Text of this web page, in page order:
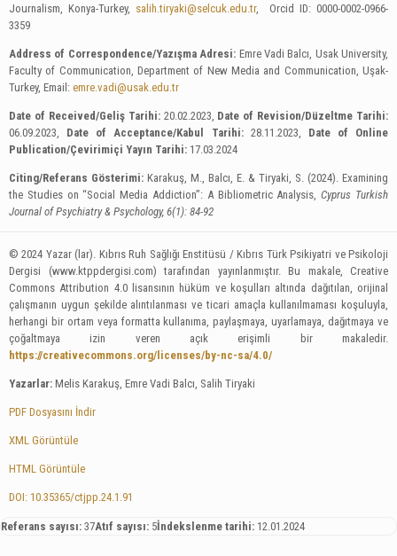
Journalism, Konya-Turkey, salih.tiryaki@selcuk.edu.tr, Orcid ID: 0000-0002-0966-
3359
Address of Correspondence/Yazışma Adresi: Emre Vadi Balcı, Usak University,
Faculty of Communication, Department of New Media and Communication, Uşak-
Turkey, Email: emre.vadi@usak.edu.tr
Date of Received/Geliş Tarihi: 20.02.2023, Date of Revision/Düzeltme Tarihi:
06.09.2023, Date of Acceptance/Kabul Tarihi: 28.11.2023, Date of Online
Publication/Çevirimiçi Yayın Tarihi: 17.03.2024
Citing/Referans Gösterimi: Karakuş, M., Balcı, E. & Tiryaki, S. (2024). Examining
the Studies on “Social Media Addiction”: A Bibliometric Analysis,Cyprus Turkish
Journal of Psychiatry & Psychology, 6(1): 84-92
© 2024 Yazar (lar). Kıbrıs Ruh Sağlığı Enstitüsü / Kıbrıs Türk Psikiyatri ve Psikoloji
Dergisi (www.ktppdergisi.com) tarafından yayınlanmıştır. Bu makale, Creative
Commons Attribution 4.0 lisansının hüküm ve koşulları altında dağıtılan, orijinal
çalışmanın uygun şekilde alıntılanması ve ticari amaçla kullanılmaması koşuluyla,
herhangi bir ortam veya formatta kullanıma, paylaşmaya, uyarlamaya, dağıtmaya ve
çoğaltmaya izin veren açık erişimli bir makaledir.
https://creativecommons.org/licenses/by-nc-sa/4.0/
Yazarlar: Melis Karakuş, Emre Vadi Balcı, Salih Tiryaki
PDF Dosyasını İndir
XML Görüntüle
HTML Görüntüle
DOI: 10.35365/ctjpp.24.1.91
Referans sayısı: 37Atıf sayısı: 5İndekslenme tarihi: 12.01.2024